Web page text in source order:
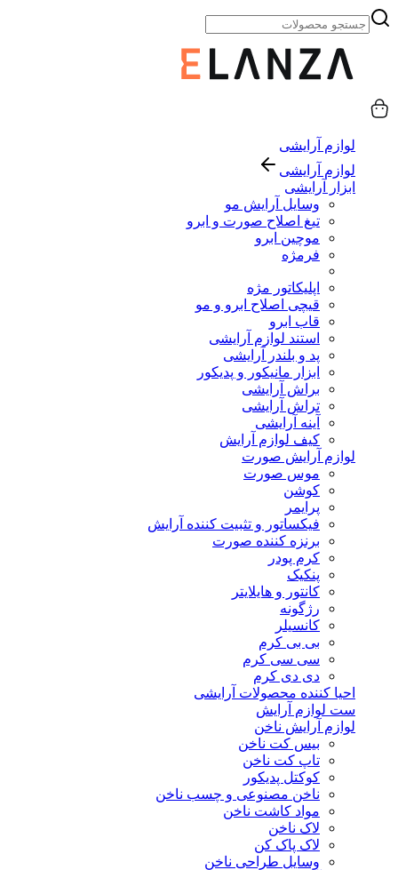
لوازم آرایشی
لوازم آرایشی
ابزار آرایشی
وسایل آرایش مو
تیغ اصلاح صورت و ابرو
موچین ابرو
فرمژه
اپلیکاتور مژه
قیچی اصلاح ابرو و مو
قاب ابرو
استند لوازم آرایشی
پد و بلندر آرایشی
ابزار مانیکور و پدیکور
براش آرایشی
تراش آرایشی
آینه آرایشی
کیف لوازم آرایش
لوازم آرایش صورت
موس صورت
کوشن
پرایمر
فیکساتور و تثبیت کننده آرایش
برنزه کننده صورت
کرم پودر
پنکیک
کانتور و هایلایتر
رژگونه
کانسیلر
بی بی کرم
سی سی کرم
دی دی کرم
احیا کننده محصولات آرایشی
ست لوازم آرایش
لوازم آرایش ناخن
بیس کت ناخن
تاپ کت ناخن
کوکتل پدیکور
ناخن مصنوعی و چسب ناخن
مواد کاشت ناخن
لاک ناخن
لاک پاک کن
وسایل طراحی ناخن